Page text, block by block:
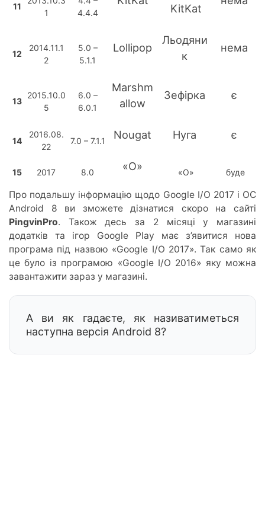
11
1
4.4.4
KitKat
12
2014.11.1
2
5.0 –
5.1.1
Lollipop
Льодяни
к
нема
13
2015.10.0
5
6.0 –
6.0.1
Marshm
allow
Зефірка є
14
2016.08.
22
7.0 – 7.1.1 Nougat Нуга є
15 2017 8.0 «O» «O» буде
Про подальшу інформацію щодо Google I/O 2017 і ОС
Android 8 ви зможете дізнатися скоро на сайті
PingvinPro. Також десь за 2 місяці у магазині
додатків та ігор Google Play має з’явитися нова
програма під назвою «Google I/O 2017». Так само як
це було із програмою «Google I/O 2016» яку можна
завантажити зараз у магазині.
А ви як гадаєте, як називатиметься
наступна версія Android 8?